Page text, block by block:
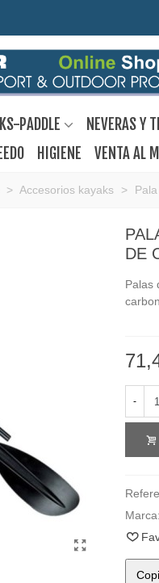
PADDLE NEVERAS Y
HIGIENE VENTA AL
> Accesorios kayaks >
DE
Palas
-
Marca: